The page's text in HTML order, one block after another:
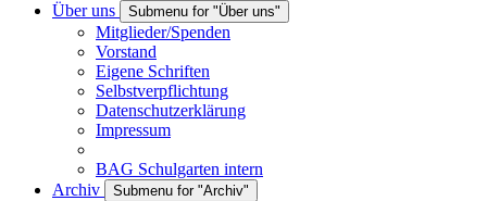
Über uns
Submenu for "Über uns"
Mitglieder/Spenden
Vorstand
Eigene Schriften
Selbstverpflichtung
Datenschutzerklärung
Impressum
BAG Schulgarten intern
Archiv
Submenu for "Archiv"